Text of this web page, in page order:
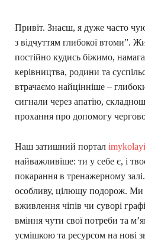
Привіт. Знаєш, я дуже часто
з відчуттям глибокої втоми”.
постійно кудись біжимо,
керівництва, родини та
втрачаємо найцінніше –
сигнали через апатію,
прохання про допомогу
Наш затишний портал
найважливіше: ти у себе є, і
покарання в тренажерному
особливу, цілющу подорож. Ми
вживлення чіпів чи суворі
вміння чути свої потреби та
усмішкою та ресурсом на нові